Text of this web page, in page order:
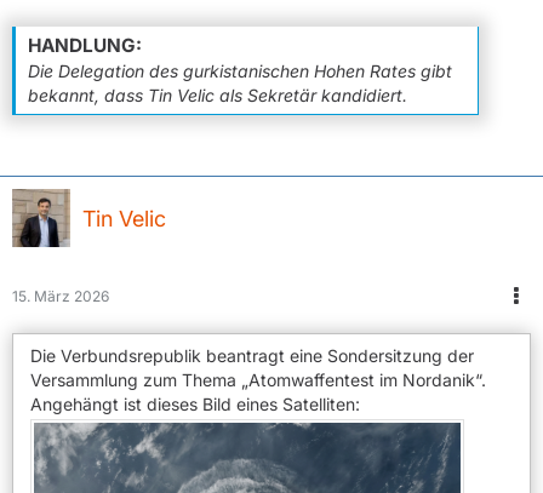
Die Delegation des gurkistanischen Hohen Rates gibt
bekannt, dass Tin Velic als Sekretär kandidiert.
Tin Velic
15. März 2026
Die Verbundsrepublik beantragt eine Sondersitzung der
Versammlung zum Thema „Atomwaffentest im Nordanik“.
Angehängt ist dieses Bild eines Satelliten: